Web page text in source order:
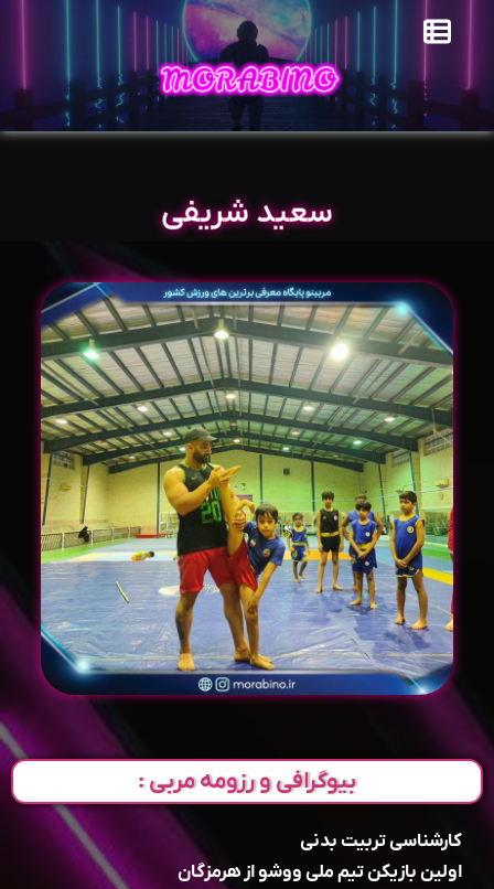
سعید شریفی
بیوگرافی و رزومه مربی :
کارشناسی تربیت بدنی
اولین بازیکن تیم ملی ووشو از هرمزگان